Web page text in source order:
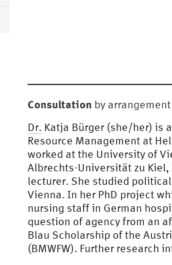
Consultation by arrangement
Dr. Katja Bürger (she/her) is
Resource Management at
worked at the University of
Albrechts-Universität zu
lecturer. She studied
Vienna. In her PhD project
nursing staff in German
question of agency from an
Blau Scholarship of the
(BMWFW). Further